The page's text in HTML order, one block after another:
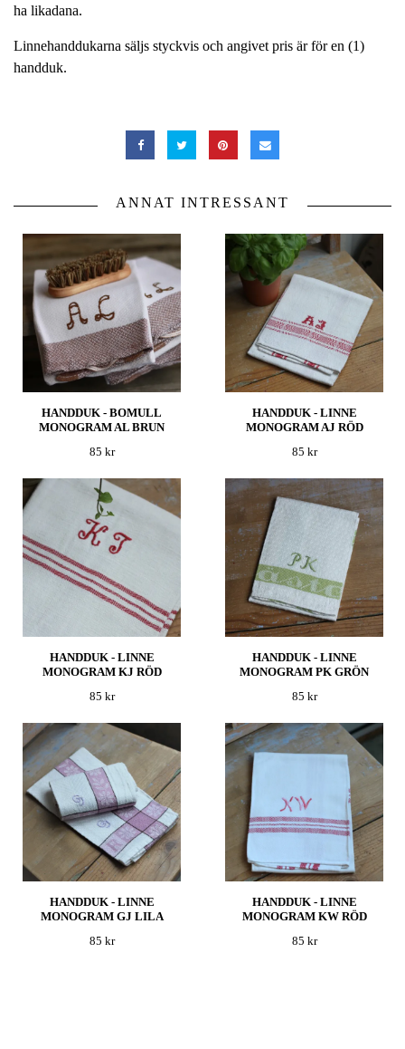
ha likadana.
Linnehanddukarna säljs styckvis och angivet pris är för en (1)
handduk.
ANNAT INTRESSANT
HANDDUK - BOMULL
MONOGRAM AL BRUN
85 kr
HANDDUK - LINNE
MONOGRAM AJ RÖD
85 kr
HANDDUK - LINNE
MONOGRAM KJ RÖD
85 kr
HANDDUK - LINNE
MONOGRAM PK GRÖN
85 kr
HANDDUK - LINNE
MONOGRAM GJ LILA
85 kr
HANDDUK - LINNE
MONOGRAM KW RÖD
85 kr